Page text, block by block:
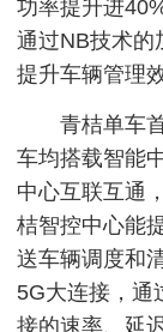
功率提升进
通过NB技术的
提升车辆管理
青桔单车
车均搭载智能
中心互联互通
桔智控中心能
送车辆调度和
5G大连接，通
接的速率、延